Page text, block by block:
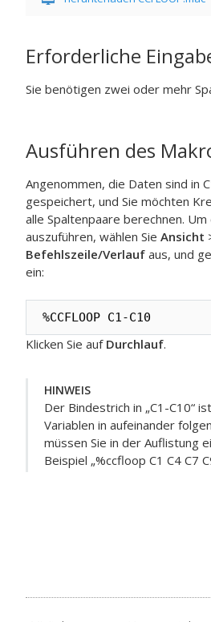
Erforderliche
Sie benötigen zwei oder mehr
Ausführen des
Angenommen, die Daten sind in
gespeichert, und Sie möchten
alle Spaltenpaare berechnen. Um
auszuführen, wählen Sie Ansicht
Befehlszeile/Verlauf aus, und
ein:
%CCFLOOP C1-C10
Klicken Sie auf Durchlauf.
HINWEIS
Der Bindestrich in „C1-C10“
Variablen in aufeinander
müssen Sie in der Auflistung
Beispiel „%ccfloop C1 C4 C7